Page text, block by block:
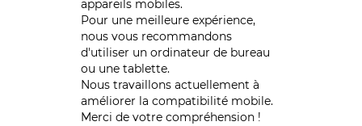
appareils mobiles.
Pour une meilleure expérience,
nous vous recommandons
d'utiliser un ordinateur de bureau
ou une tablette.
Nous travaillons actuellement à
améliorer la compatibilité mobile.
Merci de votre compréhension !